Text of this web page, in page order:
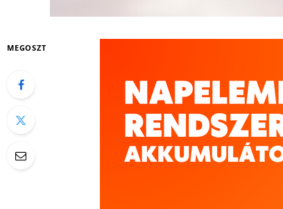
MEGOSZT